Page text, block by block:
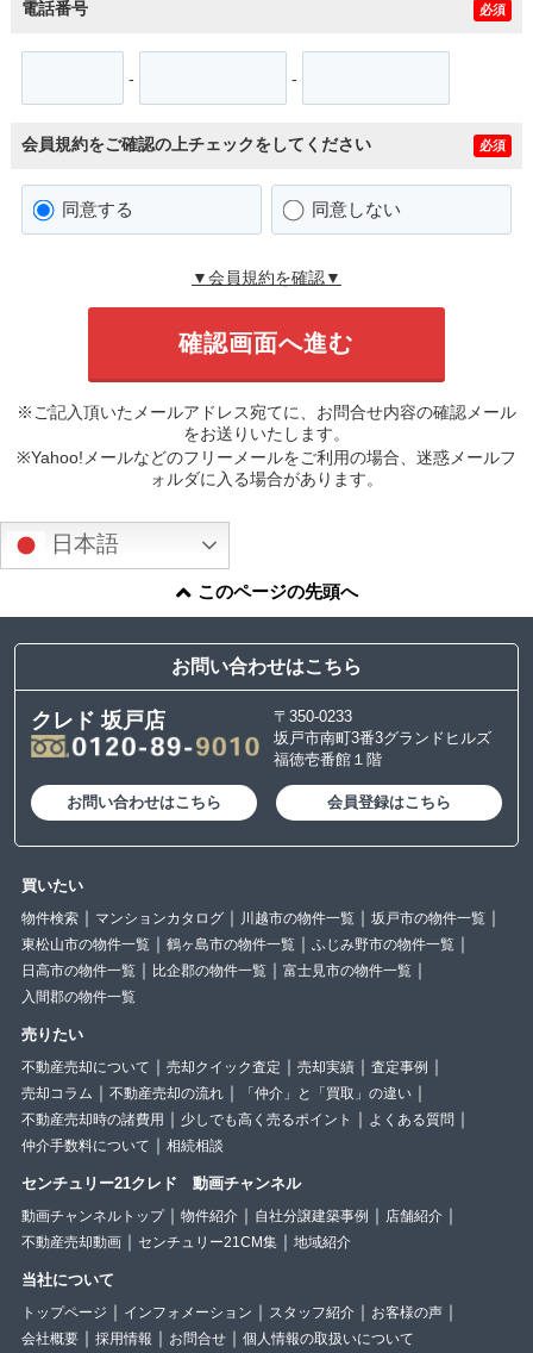
電話番号 必須
- -
会員規約をご確認の上チェックをしてください 必須
同意する 同意しない
▼会員規約を確認▼
※ご記入頂いたメールアドレス宛てに、お問合せ内容の確認メール
をお送りいたします。
※Yahoo!メールなどのフリーメールをご利用の場合、迷惑メールフ
ォルダに入る場合があります。
日本語
このページの先頭へ
お問い合わせはこちら
クレド 坂戸店
〒350-0233
坂戸市南町3番3グランドヒルズ
福徳壱番館１階
お問い合わせはこちら 会員登録はこちら
買いたい
物件検索 マンションカタログ 川越市の物件一覧
坂戸市の物件一覧
東松山市の物件一覧
鶴ヶ島市の物件一覧
ふじみ野市の物件一覧
日高市の物件一覧
比企郡の物件一覧
富士見市の物件一覧
入間郡の物件一覧
売りたい
不動産売却について 売却クイック査定 売却実績
査定事例
売却コラム
不動産売却の流れ
「仲介」と「買取」の違い
不動産売却時の諸費用
少しでも高く売るポイント
よくある質問
仲介手数料について
相続相談
センチュリー21クレド 動画チャンネル
動画チャンネルトップ 物件紹介 自社分譲建築事例
店舗紹介
不動産売却動画
センチュリー21CM集 地域紹介
当社について
トップページ インフォメーション スタッフ紹介
お客様の声
会社概要
採用情報 お問合せ 個人情報の取扱いについて